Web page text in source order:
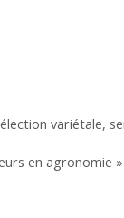
variétale,
en agronomie »